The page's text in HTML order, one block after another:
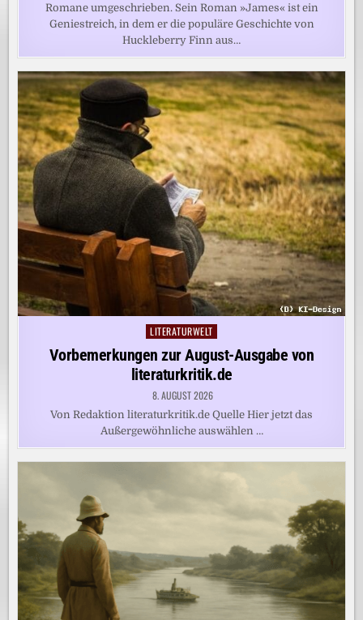
Romane umgeschrieben. Sein Roman »James« ist ein
Geniestreich, in dem er die populäre Geschichte von
Huckleberry Finn aus…
Posted
LITERATURWELT
Vorbemerkungen zur August-Ausgabe von
literaturkritik.de
8. AUGUST 2026
Von Redaktion literaturkritik.de Quelle Hier jetzt das
Außergewöhnliche auswählen …